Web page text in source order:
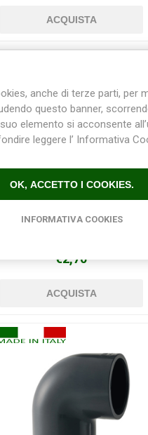
Gomito a 45 gradi a
€2,70
anche di terze parti, per
questo banner,
elemento si acconsente
leggere l’ Informativa
OK, ACCETTO I COOKIES.
INFORMATIVA COOKIES